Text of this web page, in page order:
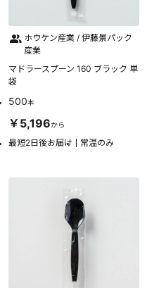
ホウケン産業 / 伊藤景パック
産業
マドラースプーン 160 ブラック 単
袋
500本
￥5,196から
最短2日後お届け 常温のみ